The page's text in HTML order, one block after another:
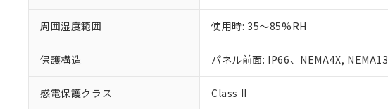
周囲湿度範囲 使用時: 35～85%RH
保護構造 パネル前面: IP66、NEMA4X, NEMA13
感電保護クラス Class II